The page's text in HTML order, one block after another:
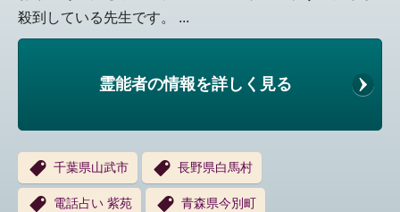
殺到している先生です。 ...
霊能者の情報を詳しく見る
千葉県山武市 長野県白馬村
電話占い 紫苑 青森県今別町